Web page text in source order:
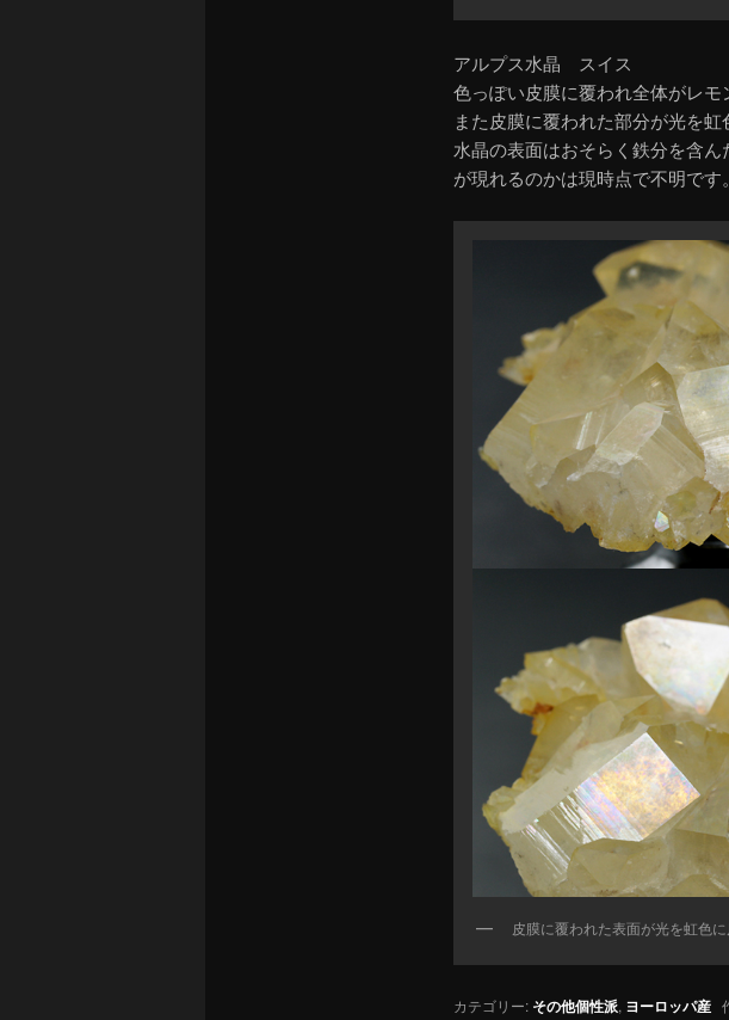
アルプス水晶 スイス
色っぽい皮膜に覆われ全体がレモ
また皮膜に覆われた部分が光を虹
水晶の表面はおそらく鉄分を含
が現れるのかは現時点で不明です。
皮膜に覆われた表面が光を虹色
カテゴリー: その他個性派, ヨーロッパ産